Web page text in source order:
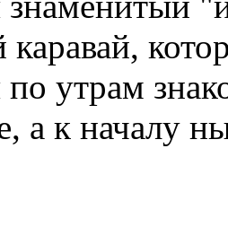
по утрам
а к началу